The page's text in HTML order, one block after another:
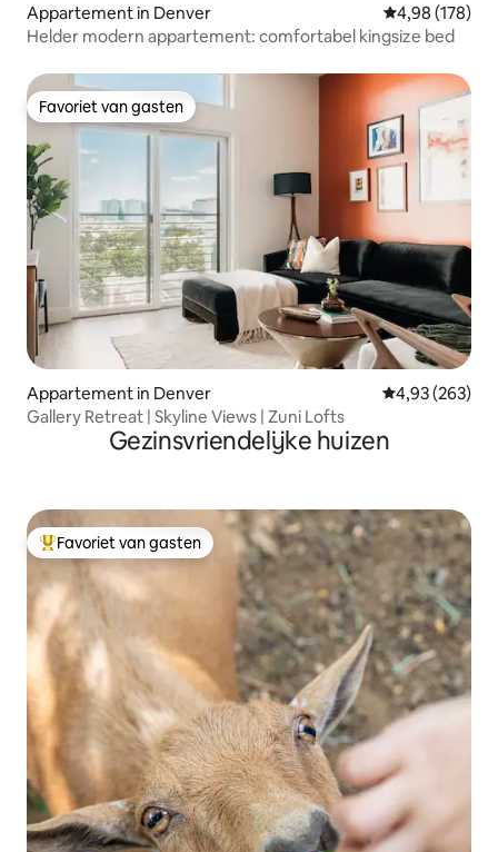
Appartement in Denver Gemiddelde
4,98 (178)
Helder modern appartement: comfortabel kingsize bed
Favoriet van gasten
Favoriet van gasten
Appartement in Denver Gemiddelde
4,93 (263)
Gallery Retreat | Skyline Views | Zuni Lofts
Gezinsvriendelijke huizen
Topfavoriet van gasten
Favoriet van gasten